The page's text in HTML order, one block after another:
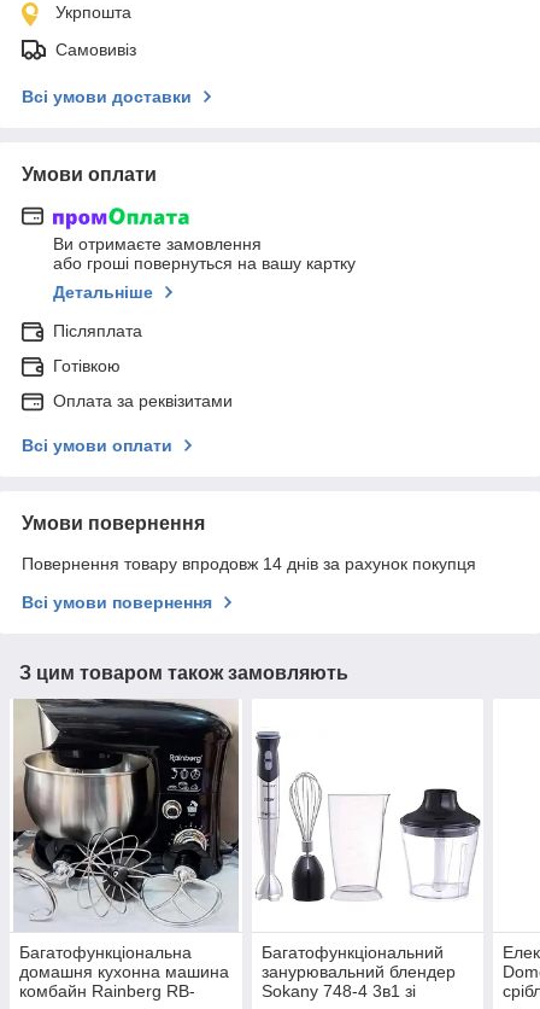
Укрпошта
Самовивіз
Всі умови доставки
Умови оплати
Ви отримаєте замовлення
або гроші повернуться на вашу картку
Детальніше
Післяплата
Готівкою
Оплата за реквізитами
Всі умови оплати
Умови повернення
Повернення товару впродовж 14 днів за рахунок покупця
Всі умови повернення
З цим товаром також замовляють
Багатофункціональна
домашня кухонна машина
комбайн Rainberg RB-
Багатофункціональний
занурювальний блендер
Sokany 748-4 3в1 зі